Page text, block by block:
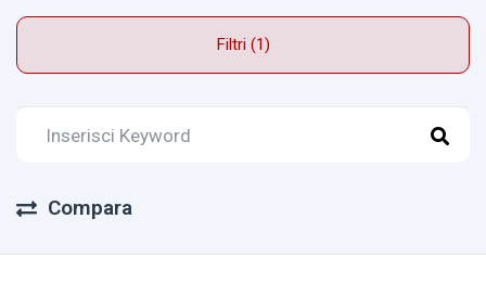
Filtri (1)
Compara